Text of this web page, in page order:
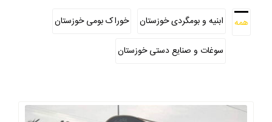
همه ابنیه و بومگردی خوزستان خوراک بومی خوزستان
سوغات و صنایع دستی خوزستان